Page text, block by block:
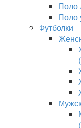
Поло
Поло
Футболки